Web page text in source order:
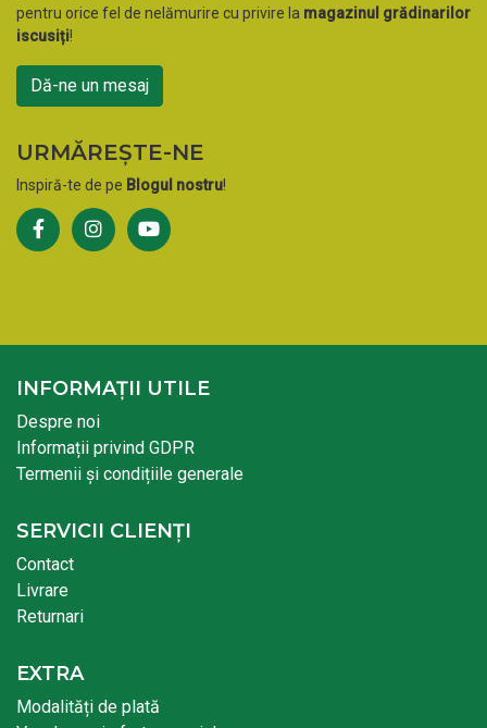
pentru orice fel de nelămurire cu privire la magazinul grădinarilor
iscusiți!
Dă-ne un mesaj
URMĂREȘTE-NE
Inspiră-te de pe Blogul nostru!
INFORMAȚII UTILE
Despre noi
Informații privind GDPR
Termenii și condițiile generale
SERVICII CLIENȚI
Contact
Livrare
Returnari
EXTRA
Modalități de plată